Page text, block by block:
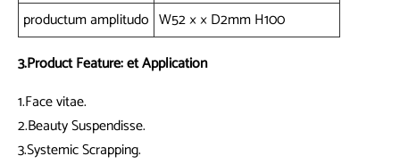
productum amplitudo W52 × × D2mm H100
3.Product Feature: et Application
1.Face vitae.
2.Beauty Suspendisse.
3.Systemic Scrapping.